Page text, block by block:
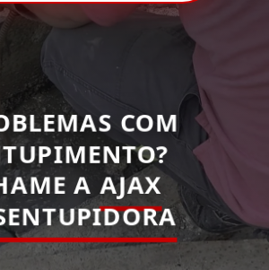
COM
A AJAX